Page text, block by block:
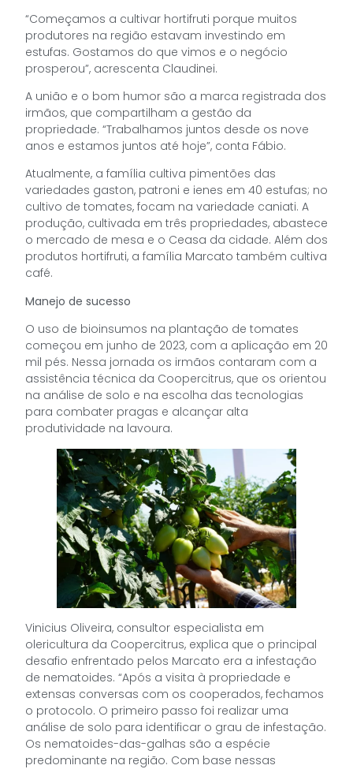
“Começamos a cultivar hortifruti porque muitos
produtores na região estavam investindo em
estufas. Gostamos do que vimos e o negócio
prosperou”, acrescenta Claudinei.
A união e o bom humor são a marca registrada dos
irmãos, que compartilham a gestão da
propriedade. “Trabalhamos juntos desde os nove
anos e estamos juntos até hoje”, conta Fábio.
Atualmente, a família cultiva pimentões das
variedades gaston, patroni e ienes em 40 estufas; no
cultivo de tomates, focam na variedade caniati. A
produção, cultivada em três propriedades, abastece
o mercado de mesa e o Ceasa da cidade. Além dos
produtos hortifruti, a família Marcato também cultiva
café.
Manejo de sucesso
O uso de bioinsumos na plantação de tomates
começou em junho de 2023, com a aplicação em 20
mil pés. Nessa jornada os irmãos contaram com a
assistência técnica da Coopercitrus, que os orientou
na análise de solo e na escolha das tecnologias
para combater pragas e alcançar alta
produtividade na lavoura.
Vinicius Oliveira, consultor especialista em
olericultura da Coopercitrus, explica que o principal
desafio enfrentado pelos Marcato era a infestação
de nematoides. “Após a visita à propriedade e
extensas conversas com os cooperados, fechamos
o protocolo. O primeiro passo foi realizar uma
análise de solo para identificar o grau de infestação.
Os nematoides-das-galhas são a espécie
predominante na região. Com base nessas